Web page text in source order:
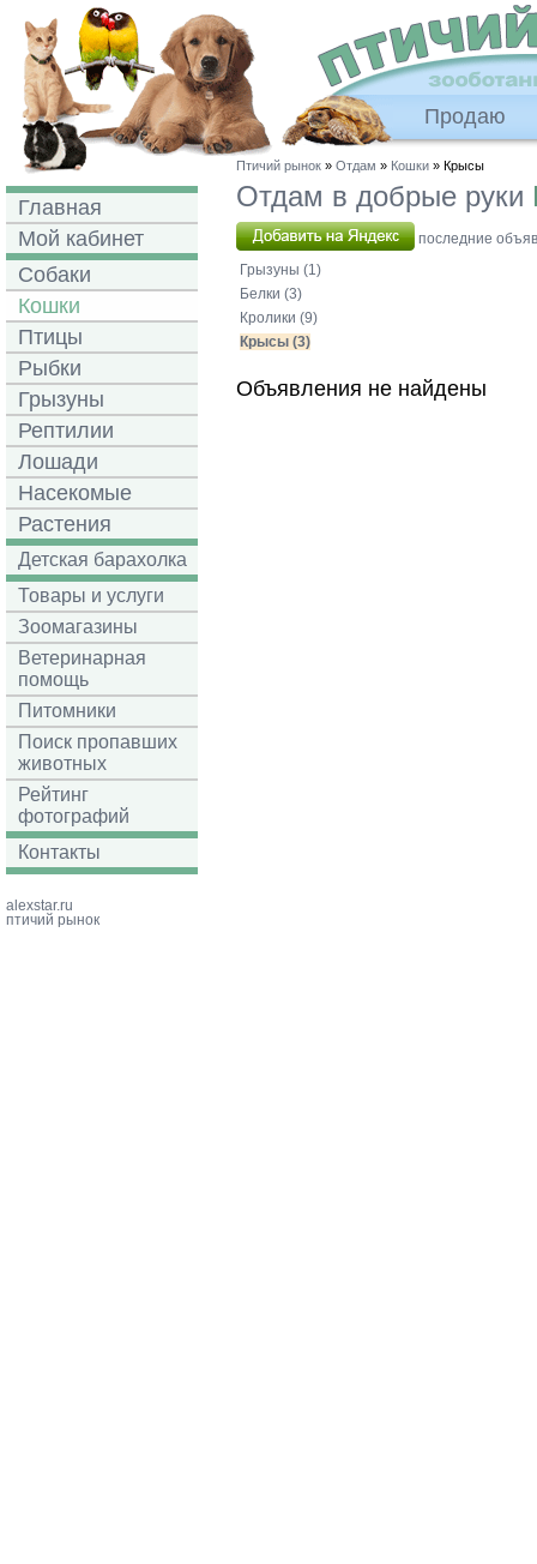
Продаю
Главная
Мой кабинет
Собаки
Кошки
Птицы
Рыбки
Грызуны
Рептилии
Лошади
Насекомые
Растения
Детская барахолка
Товары и услуги
Зоомагазины
Ветеринарная
помощь
Питомники
Поиск пропавших
животных
Рейтинг
фотографий
Контакты
Птичий рынок » Отдам » Кошки » Крысы
Отдам в добрые руки
последние
Грызуны (1)
Белки (3)
Кролики (9)
Крысы (3)
Объявления не найдены
alexstar.ru
птичий рынок